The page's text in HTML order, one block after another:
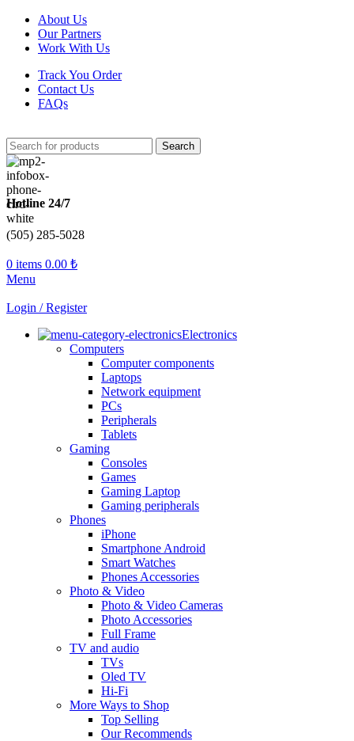
About Us
Our Partners
Work With Us
Track You Order
Contact Us
FAQs
Search
Hotline 24/7
(505) 285-5028
0 items 0.00 ₺
Menu
Login / Register
Electronics
Computers
Computer components
Laptops
Network equipment
PCs
Peripherals
Tablets
Gaming
Consoles
Games
Gaming Laptop
Gaming peripherals
Phones
iPhone
Smartphone Android
Smart Watches
Phones Accessories
Photo & Video
Photo & Video Cameras
Photo Accessories
Full Frame
TV and audio
TVs
Oled TV
Hi-Fi
More Ways to Shop
Top Selling
Our Recommends